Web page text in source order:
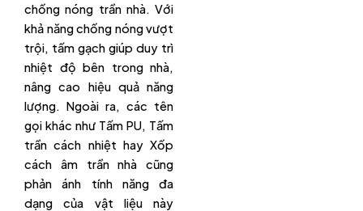
chống nóng trần nhà. Với
khả năng chống nóng vượt
trội, tấm gạch giúp duy trì
nhiệt độ bên trong nhà,
nâng cao hiệu quả năng
lượng. Ngoài ra, các tên
gọi khác như Tấm PU, Tấm
trần cách nhiệt hay Xốp
cách âm trần nhà cũng
phản ánh tính năng đa
dạng của vật liệu này